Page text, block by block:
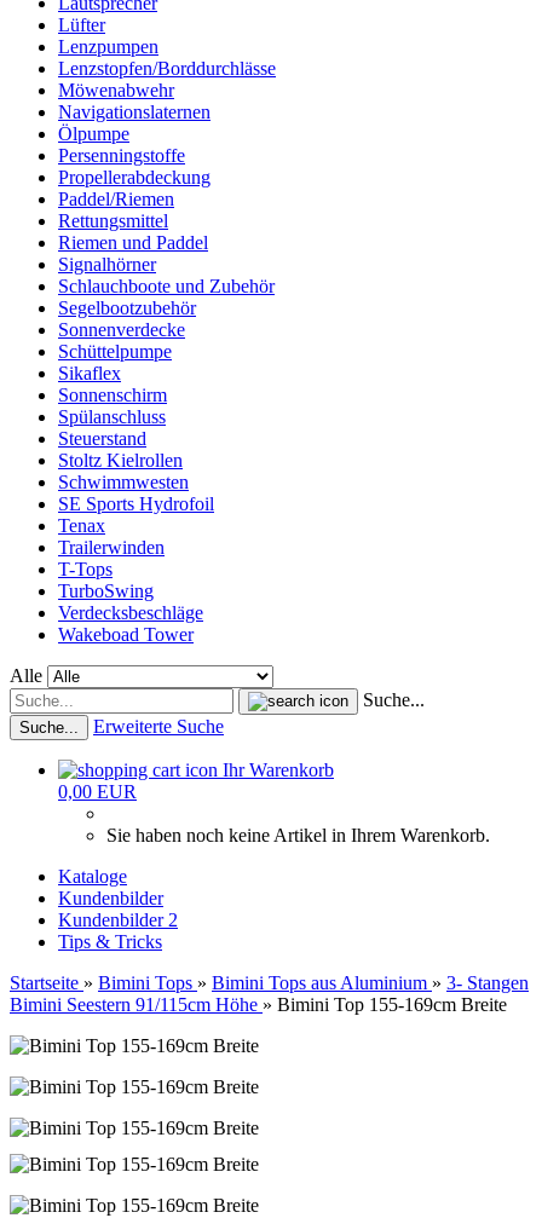
Lüfter
Lenzpumpen
Lenzstopfen/Borddurchlässe
Möwenabwehr
Navigationslaternen
Ölpumpe
Persenningstoffe
Propellerabdeckung
Paddel/Riemen
Rettungsmittel
Riemen und Paddel
Signalhörner
Schlauchboote und Zubehör
Segelbootzubehör
Sonnenverdecke
Schüttelpumpe
Sikaflex
Sonnenschirm
Spülanschluss
Steuerstand
Stoltz Kielrollen
Schwimmwesten
SE Sports Hydrofoil
Tenax
Trailerwinden
T-Tops
TurboSwing
Verdecksbeschläge
Wakeboad Tower
Alle
Suche...
Suche... Erweiterte Suche
Ihr Warenkorb
0,00 EUR
Sie haben noch keine Artikel in Ihrem Warenkorb.
Kataloge
Kundenbilder
Kundenbilder 2
Tips & Tricks
Startseite » Bimini Tops » Bimini Tops aus Aluminium » 3- Stangen
Bimini Seestern 91/115cm Höhe » Bimini Top 155-169cm Breite